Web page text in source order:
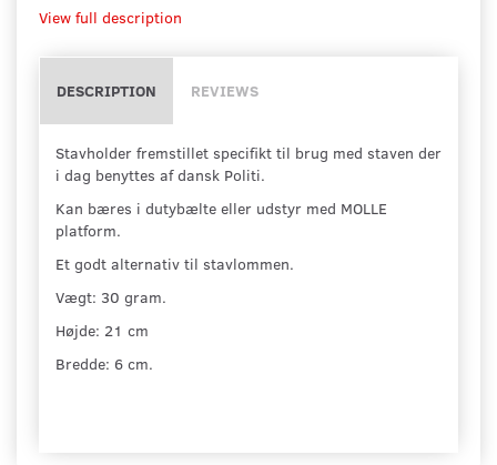
View full description
DESCRIPTION REVIEWS
Stavholder fremstillet specifikt til brug med staven der
i dag benyttes af dansk Politi.
Kan bæres i dutybælte eller udstyr med MOLLE
platform.
Et godt alternativ til stavlommen.
Vægt: 30 gram.
Højde: 21 cm
Bredde: 6 cm.